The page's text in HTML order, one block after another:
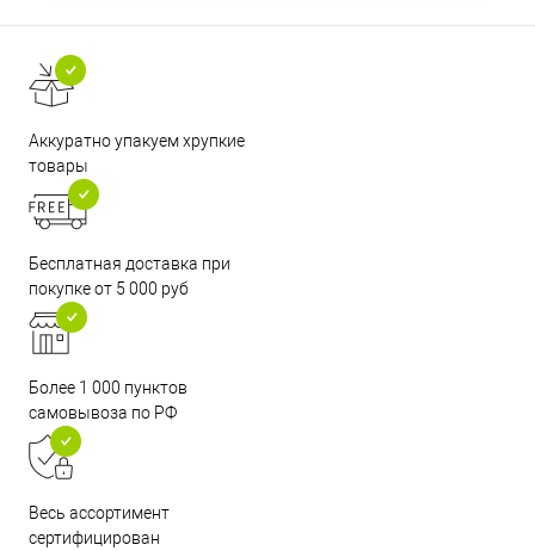
Аккуратно упакуем хрупкие
товары
Бесплатная доставка при
покупке от 5 000 руб
Более 1 000 пунктов
самовывоза по РФ
Весь ассортимент
сертифицирован